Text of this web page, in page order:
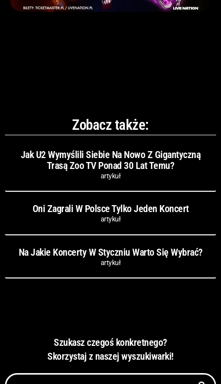
Zobacz także:
Jak U2 Wymyślili Siebie Na Nowo Z Gigantyczną
Trasą Zoo TV Ponad 30 Lat Temu?
artykuł
Oni Zagrali W Polsce Tylko Jeden Koncert
artykuł
Na Jakie Koncerty W Styczniu Warto Się Wybrać?
artykuł
Szukasz czegoś konkretnego?
Skorzystaj z naszej wyszukiwarki!
Szukaj